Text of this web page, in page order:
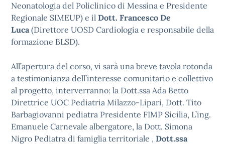
Neonatologia del Policlinico di Messina e Presidente
Regionale SIMEUP) e il Dott. Francesco De
Luca(Direttore UOSD Cardiologia e responsabile della
formazione BLSD).
All’apertura del corso, vi sarà una breve tavola rotonda
a testimonianza dell’interesse comunitario e collettivo
al progetto, interverranno: la Dott.ssa Ada Betto
Direttrice UOC Pediatria Milazzo-Lipari, Dott. Tito
Barbagiovanni pediatra Presidente FIMP Sicilia, L’ing.
Emanuele Carnevale albergatore, la Dott. Simona
Nigro Pediatra di famiglia territoriale , Dott.ssa